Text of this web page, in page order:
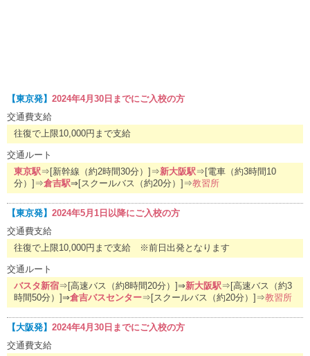
【東京発】 2024年4月30日までにご入校の方
交通費支給
往復で上限10,000円まで支給
交通ルート
東京駅⇒[新幹線（約2時間30分）]⇒新大阪駅⇒[電車（約3時間10
分）]⇒倉吉駅⇒[スクールバス（約20分）]⇒教習所
【東京発】 2024年5月1日以降にご入校の方
交通費支給
往復で上限10,000円まで支給 ※前日出発となります
交通ルート
バスタ新宿⇒[高速バス（約8時間20分）]⇒新大阪駅⇒[高速バス（約3
時間50分）]⇒倉吉バスセンター⇒[スクールバス（約20分）]⇒教習所
【大阪発】 2024年4月30日までにご入校の方
交通費支給